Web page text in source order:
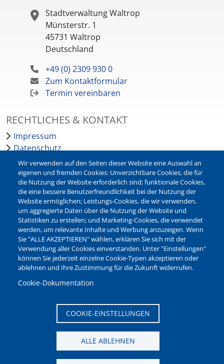
Stadtverwaltung Waltrop
Münsterstr. 1
45731 Waltrop
Deutschland
+49 (0) 2309 930 0
Zum Kontaktformular
Termin vereinbaren
RECHTLICHES & KONTAKT
Impressum
Datenschutz
Barrierefreiheit
Leichte Sprache
Bankverbindungen
Pressestelle
Kontakt
NEWSLETTER
Jetzt die verschiedenen Newsletter der Stadt Waltrop
abonnieren:
Newsletter verwalten
Wir verwenden auf den Seiten dieser Website eine Auswahl an
eigenen und fremden Cookies: Unverzichtbare Cookies, die für
die Nutzung der Website erforderlich sind; funktionale Cookies,
die eine bessere Benutzerfreundlichkeit bei der Nutzung der
Website ermöglichen; Leistungs-Cookies, die wir verwenden,
um aggregierte Daten über die Nutzung der Website und
Statistiken zu erstellen; und Marketing-Cookies, die verwendet
werden, um relevante Inhalte und Werbung anzuzeigen. Wenn
Sie "ALLE AKZEPTIEREN" wählen, erklären Sie sich mit der
Verwendung aller Cookies einverstanden. Unter "Einstellungen"
können Sie jederzeit einzelne Cookie-Typen akzeptieren oder
ablehnen und Ihre Zustimmung für die Zukunft widerrufen.
Cookie-Dokumentation
COOKIE-EINSTELLUNGEN
ALLE ABLEHNEN